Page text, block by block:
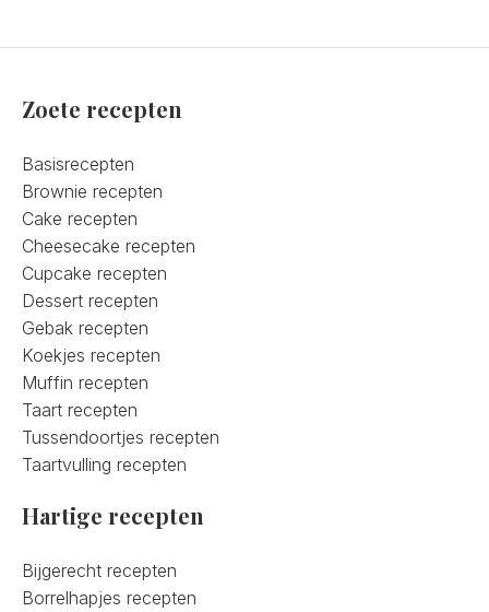
Zoete recepten
Basisrecepten
Brownie recepten
Cake recepten
Cheesecake recepten
Cupcake recepten
Dessert recepten
Gebak recepten
Koekjes recepten
Muffin recepten
Taart recepten
Tussendoortjes recepten
Taartvulling recepten
Hartige recepten
Bijgerecht recepten
Borrelhapjes recepten